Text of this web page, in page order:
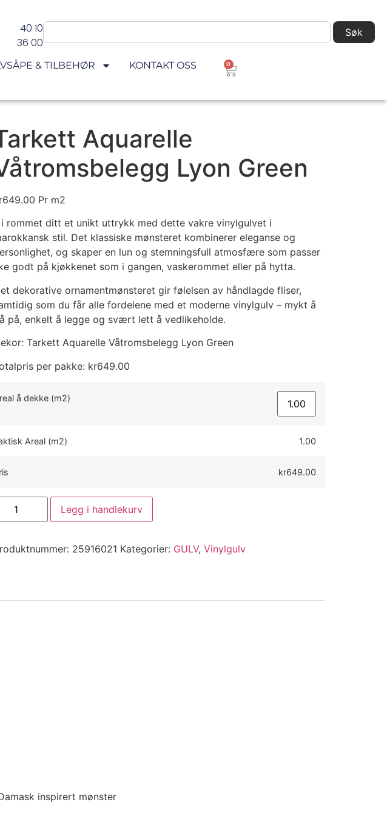
40 10
36 00
Søk
& TILBEHØR KONTAKT OSS 0
Aquarelle
Lyon Green
649.00 Pr m2
rommet ditt et unikt uttrykk med dette vakre vinylgulvet i
stil. Det klassiske mønsteret kombinerer eleganse og
og skaper en lun og stemningsfull atmosfære som passer
godt på kjøkkenet som i gangen, vaskerommet eller på hytta.
dekorative ornamentmønsteret gir følelsen av håndlagde fliser,
som du får alle fordelene med et moderne vinylgulv – mykt å
på, enkelt å legge og svært lett å vedlikeholde.
Tarkett Aquarelle Våtromsbelegg Lyon Green
per pakke: kr649.00
å dekke (m2)
Areal (m2) 1.00
kr649.00
Legg i handlekurv
25916021 Kategorier: GULV, Vinylgulv
inspirert mønster